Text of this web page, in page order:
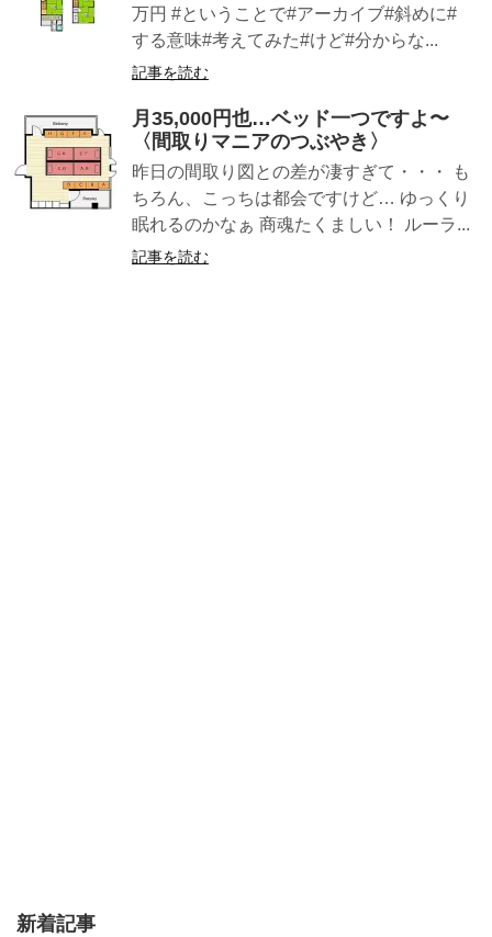
万円 #ということで#アーカイブ#斜めに#
する意味#考えてみた#けど#分からな...
記事を読む
月35,000円也…ベッド一つですよ〜
〈間取りマニアのつぶやき〉
昨日の間取り図との差が凄すぎて・・・ も
ちろん、こっちは都会ですけど… ゆっくり
眠れるのかなぁ 商魂たくましい！ ルーラ...
記事を読む
新着記事